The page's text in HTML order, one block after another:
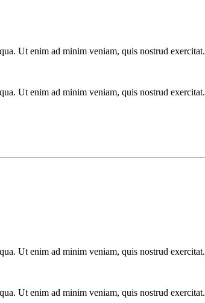
Ut enim ad minim veniam, quis nostrud exercitat.
Ut enim ad minim veniam, quis nostrud exercitat.
Ut enim ad minim veniam, quis nostrud exercitat.
Ut enim ad minim veniam, quis nostrud exercitat.